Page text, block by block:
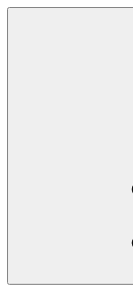
コ
LA VILLA ROUGE